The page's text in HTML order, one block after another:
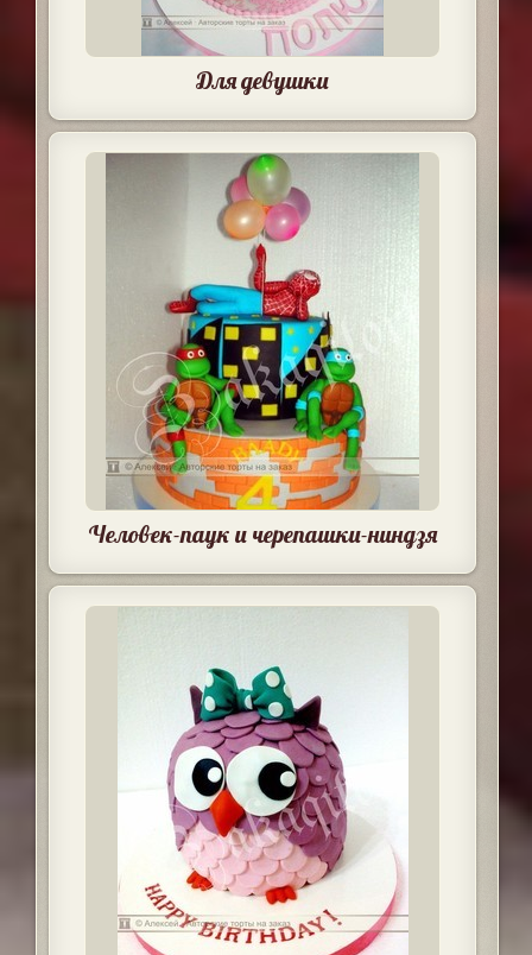
Для девушки
Человек-паук и черепашки-ниндзя